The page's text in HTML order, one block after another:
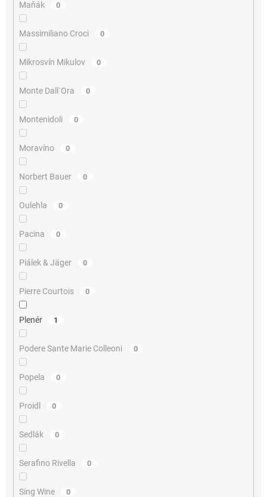
Maňák 0
Massimiliano Croci 0
Mikrosvín Mikulov 0
Monte Dall´Ora 0
Montenidoli 0
Moravíno 0
Norbert Bauer 0
Oulehla 0
Pacina 0
Piálek & Jäger 0
Pierre Courtois 0
Plenér 1
Podere Sante Marie Colleoni 0
Popela 0
Proidl 0
Sedlák 0
Serafino Rivella 0
Sing Wine 0